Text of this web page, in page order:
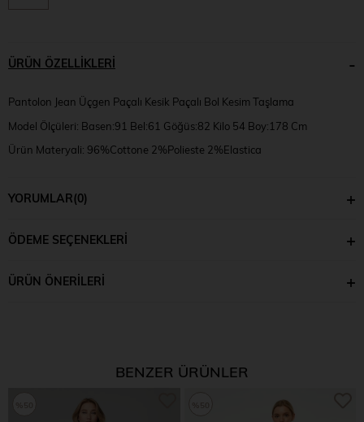
ÜRÜN ÖZELLIKLERI
Pantolon Jean Üçgen Paçalı Kesik Paçalı Bol Kesim Taşlama
Model Ölçüleri: Basen:91 Bel:61 Göğüs:82 Kilo 54 Boy:178 Cm
Ürün Materyali: 96%Cottone 2%Polieste 2%Elastica
YORUMLAR(0)
ÖDEME SEÇENEKLERI
ÜRÜN ÖNERILERI
BENZER ÜRÜNLER